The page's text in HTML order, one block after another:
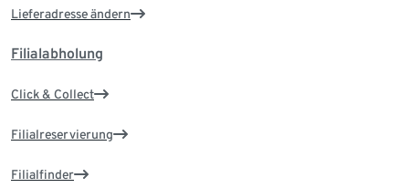
Lieferadresse ändern
Filialabholung
Click & Collect
Filialreservierung
Filialfinder